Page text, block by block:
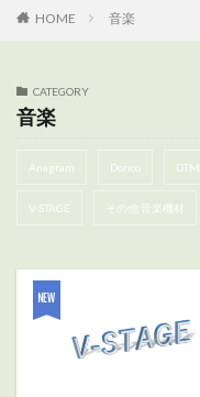
HOME 音楽
CATEGORY
音楽
Anagram Dorico DTM
V-STAGE その他 音楽機材